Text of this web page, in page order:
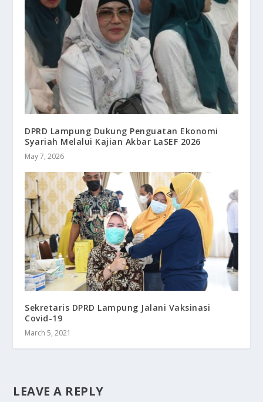
DPRD Lampung Dukung Penguatan Ekonomi
Syariah Melalui Kajian Akbar LaSEF 2026
May 7, 2026
Sekretaris DPRD Lampung Jalani Vaksinasi
Covid-19
March 5, 2021
LEAVE A REPLY